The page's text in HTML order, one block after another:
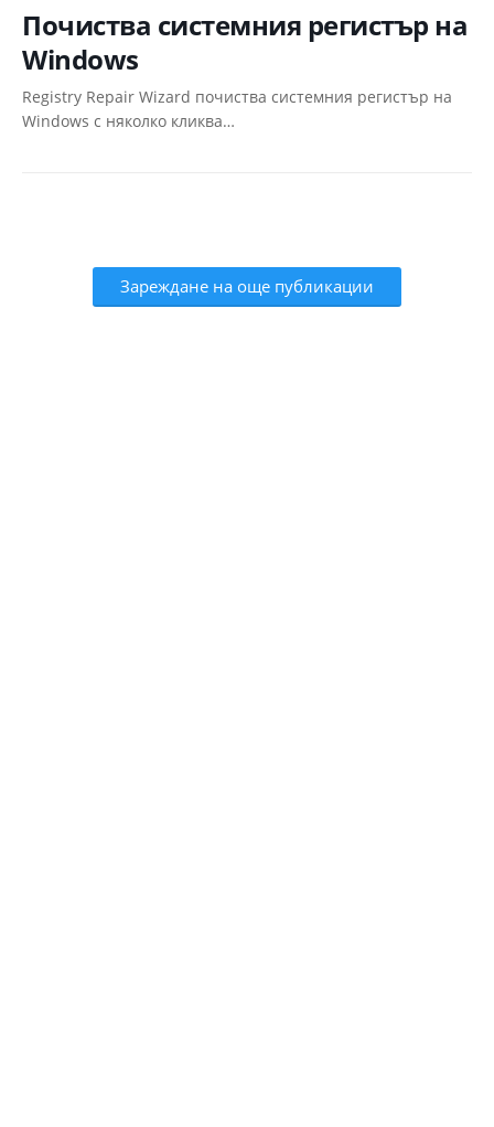
Почиства системния регистър на
Windows
Registry Repair Wizard почиства системния регистър на
Windows с няколко кликва…
Зареждане на още публикации